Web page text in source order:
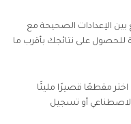
بين الإعدادات الصحيحة مع
للحصول على نتائجك بأقرب ما
اختر مقطعًا قصيرًا مليئًا
الاصطناعي أو تسجيل